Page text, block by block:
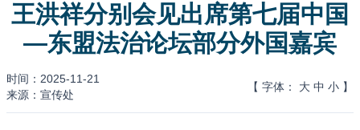
王洪祥分别会见出席第七届中国
—东盟法治论坛部分外国嘉宾
时间：2025-11-21
来源：宣传处
【 字体： 大 中 小 】